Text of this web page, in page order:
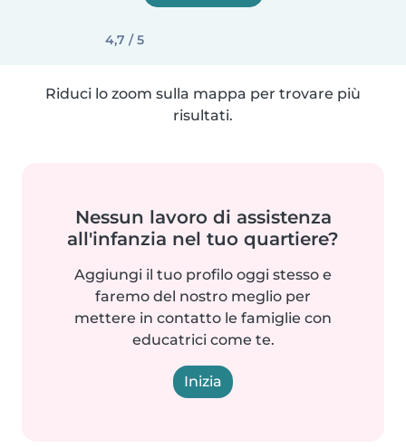
4,7 / 5
Riduci lo zoom sulla mappa per trovare più
risultati.
Nessun lavoro di assistenza
all'infanzia nel tuo quartiere?
Aggiungi il tuo profilo oggi stesso e
faremo del nostro meglio per
mettere in contatto le famiglie con
educatrici come te.
Inizia